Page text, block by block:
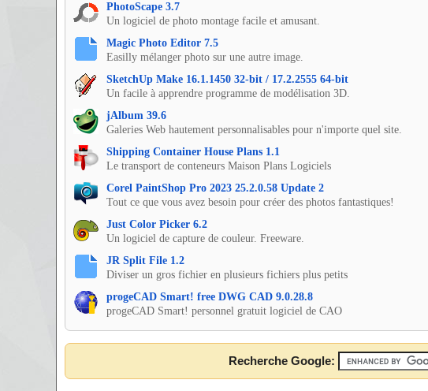
PhotoScape 3.7
Un logiciel de photo montage facile et amusant.
Magic Photo Editor 7.5
Easilly mélanger photo sur une autre image.
SketchUp Make 16.1.1450 32-bit / 17.2.2555 64-bit
Un facile à apprendre programme de modélisation 3D.
jAlbum 39.6
Galeries Web hautement personnalisables pour n'importe quel site.
Shipping Container House Plans 1.1
Le transport de conteneurs Maison Plans Logiciels
Corel PaintShop Pro 2023 25.2.0.58 Update 2
Tout ce que vous avez besoin pour créer des photos fantastiques!
Just Color Picker 6.2
Un logiciel de capture de couleur. Freeware.
JR Split File 1.2
Diviser un gros fichier en plusieurs fichiers plus petits
progeCAD Smart! free DWG CAD 9.0.28.8
progeCAD Smart! personnel gratuit logiciel de CAO
Recherche Google: